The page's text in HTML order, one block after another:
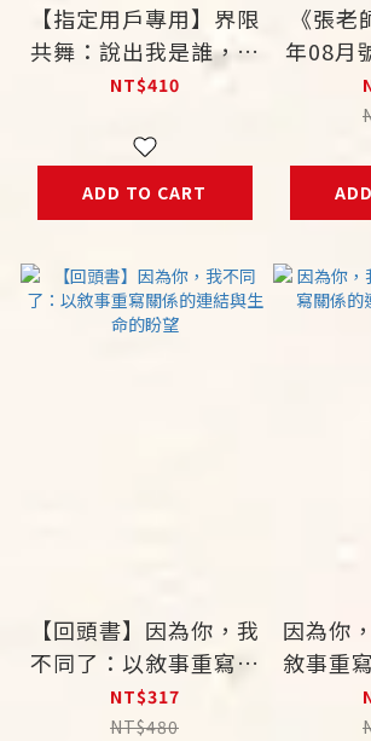
【指定用戶專用】界限
共舞：說出我是誰，為
的是與你相遇 12 天的
旅
NT$410
ADD TO CART
《張
年08月
強，是
【回頭書】因為你，我
不同了：以敘事重寫關
係的連結與生命的盼望
NT$317
NT$480
因為你
敘事重